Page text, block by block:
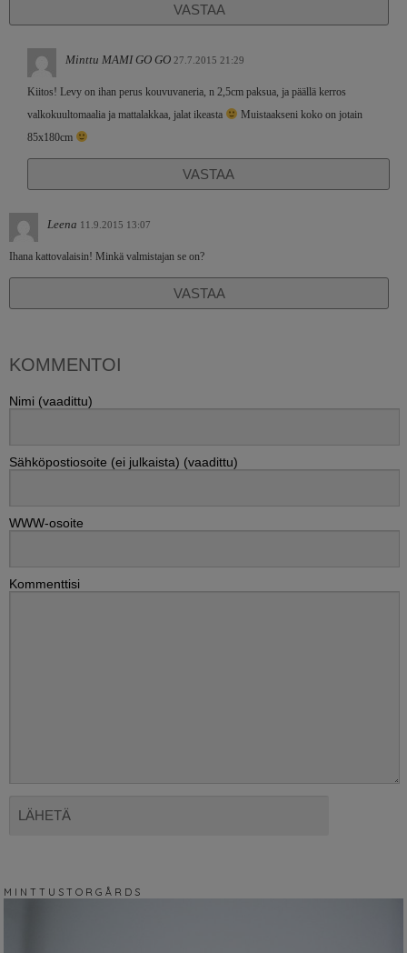
VASTAA
Minttu MAMI GO GO 27.7.2015 21:29
Kiitos! Levy on ihan perus kouvuvaneria, n 2,5cm paksua, ja päällä kerros
valkokuultomaalia ja mattalakkaa, jalat ikeasta
Muistaakseni koko on jotain
85x180cm
VASTAA
Leena 11.9.2015 13:07
Ihana kattovalaisin! Minkä valmistajan se on?
VASTAA
KOMMENTOI
Nimi (vaadittu)
Sähköpostiosoite (ei julkaista) (vaadittu)
WWW-osoite
Kommenttisi
M I N T T U S T O R G Å R D S